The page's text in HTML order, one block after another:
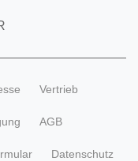
Vertrieb
AGB
Datenschutz